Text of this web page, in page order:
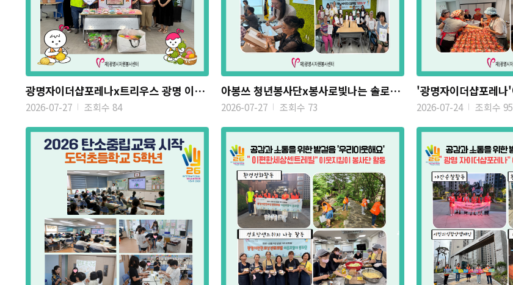
광명자이더샵포레나x트리우스 광명 이웃지킴이 봉사단 수세미 ...
2026-07-27 조회수 84
아봉쓰 청년봉사단x봉사로빛나는 솔로(+) 그림으로 잇는 세대공...
2026-07-27 조회수 73 2026-07-24 조회수 95